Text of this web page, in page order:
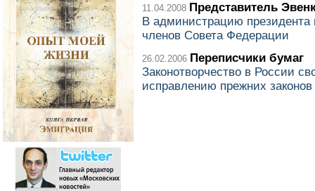
11.04.2008 Представитель
В администрацию президента
членов Совета Федерации
26.02.2006 Переписчики бумаг
Законотворчество в России
исправлению прежних законов